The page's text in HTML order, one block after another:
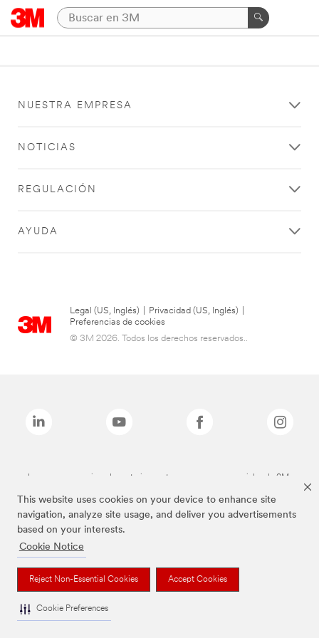
This website uses cookies on your device to enhance site
navigation, analyze site usage, and deliver you advertisements
based on your interests.
Cookie Notice
Reject Non-Essential Cookies Accept Cookies
Cookie Preferences
NUESTRA EMPRESA
NOTICIAS
REGULACIÓN
AYUDA
Legal (US, Inglés) Privacidad (US, Inglés)
Preferencias de cookies
© 3M 2026. Todos los derechos reservados..
Las marcas mencionadas anteriormente son marcas comerciales de 3M.